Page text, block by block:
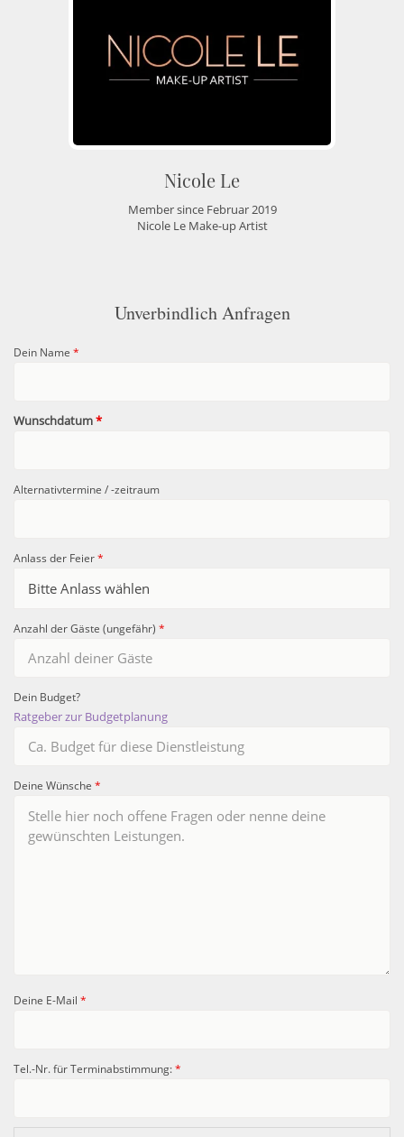
Nicole Le
Member since Februar 2019
Nicole Le Make-up Artist
Unverbindlich Anfragen
Dein Name *
Wunschdatum*
Alternativtermine / -zeitraum
Anlass der Feier*
Anzahl der Gäste (ungefähr) *
Dein Budget?
Ratgeber zur Budgetplanung
Deine Wünsche *
Deine E-Mail *
Tel.-Nr. für Terminabstimmung:*